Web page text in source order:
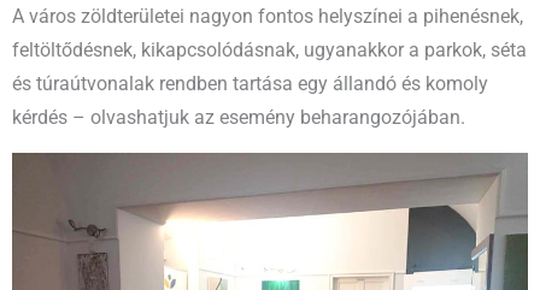
A város zöldterületei nagyon fontos helyszínei a pihenésnek,
feltöltődésnek, kikapcsolódásnak, ugyanakkor a parkok, séta
és túraútvonalak rendben tartása egy állandó és komoly
kérdés – olvashatjuk az esemény beharangozójában.